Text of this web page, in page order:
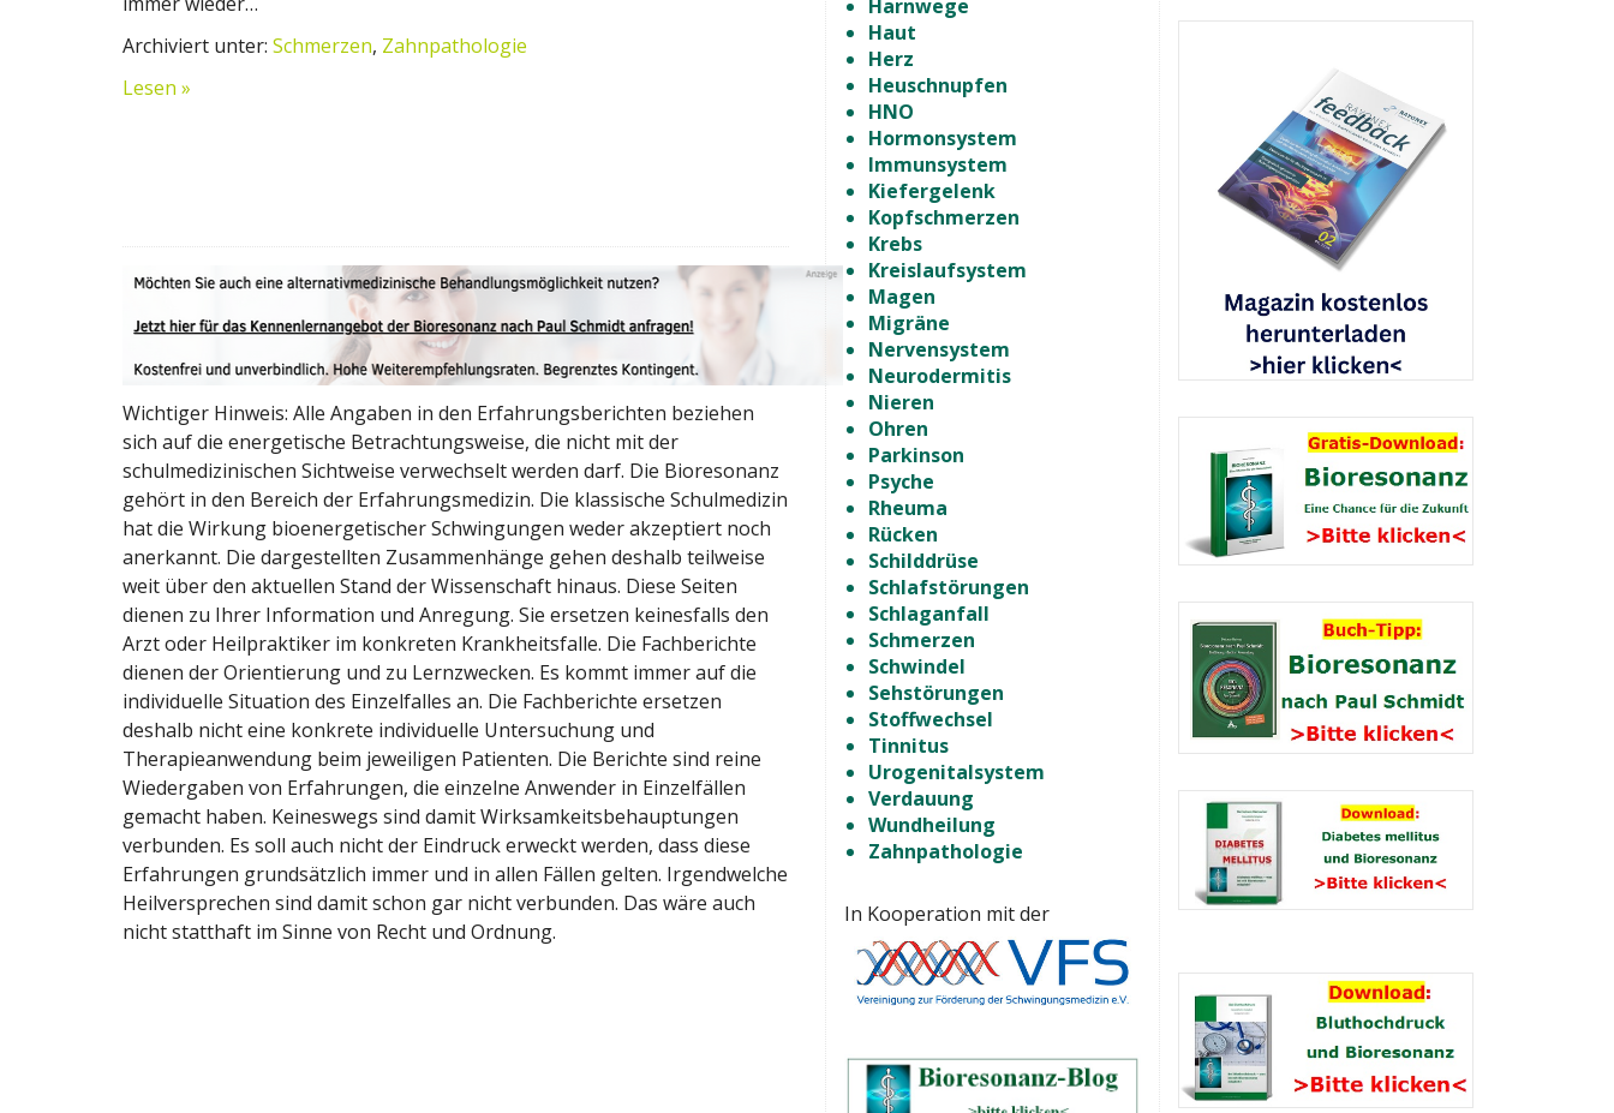
Archiviert unter: Schmerzen, Zahnpathologie
Lesen »
Wichtiger Hinweis: Alle Angaben in den Erfahrungsberichten beziehen
sich auf die energetische Betrachtungsweise, die nicht mit der
schulmedizinischen Sichtweise verwechselt werden darf. Die Bioresonanz
gehört in den Bereich der Erfahrungsmedizin. Die klassische Schulmedizin
hat die Wirkung bioenergetischer Schwingungen weder akzeptiert noch
anerkannt. Die dargestellten Zusammenhänge gehen deshalb teilweise
weit über den aktuellen Stand der Wissenschaft hinaus. Diese Seiten
dienen zu Ihrer Information und Anregung. Sie ersetzen keinesfalls den
Arzt oder Heilpraktiker im konkreten Krankheitsfalle. Die Fachberichte
dienen der Orientierung und zu Lernzwecken. Es kommt immer auf die
individuelle Situation des Einzelfalles an. Die Fachberichte ersetzen
deshalb nicht eine konkrete individuelle Untersuchung und
Therapieanwendung beim jeweiligen Patienten. Die Berichte sind reine
Wiedergaben von Erfahrungen, die einzelne Anwender in Einzelfällen
gemacht haben. Keineswegs sind damit Wirksamkeitsbehauptungen
verbunden. Es soll auch nicht der Eindruck erweckt werden, dass diese
Erfahrungen grundsätzlich immer und in allen Fällen gelten. Irgendwelche
Heilversprechen sind damit schon gar nicht verbunden. Das wäre auch
nicht statthaft im Sinne von Recht und Ordnung.
Harnwege
Haut
Herz
Heuschnupfen
HNO
Hormonsystem
Immunsystem
Kiefergelenk
Kopfschmerzen
Krebs
Kreislaufsystem
Magen
Migräne
Nervensystem
Neurodermitis
Nieren
Ohren
Parkinson
Psyche
Rheuma
Rücken
Schilddrüse
Schlafstörungen
Schlaganfall
Schmerzen
Schwindel
Sehstörungen
Stoffwechsel
Tinnitus
Urogenitalsystem
Verdauung
Wundheilung
Zahnpathologie
In Kooperation mit der